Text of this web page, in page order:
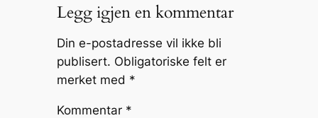
Legg igjen en kommentar
Din e-postadresse vil ikke bli
publisert. Obligatoriske felt er
merket med *
Kommentar *